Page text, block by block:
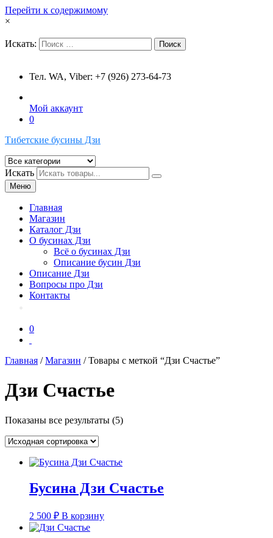
Перейти к содержимому
×
Искать: Поиск
Тел. WA, Viber: +7 (926) 273-64-73
Мой аккаунт
0
Тибетские бусины Дзи
Искать
Меню
Главная
Магазин
Каталог Дзи
О бусинах Дзи
Всё о бусинах Дзи
Описание бусин Дзи
Описание Дзи
Вопросы про Дзи
Контакты
0
Главная /Магазин / Товары с меткой “Дзи Счастье”
Дзи Счастье
Показаны все результаты (5)
Бусина Дзи Счастье
2 500 ₽ В корзину